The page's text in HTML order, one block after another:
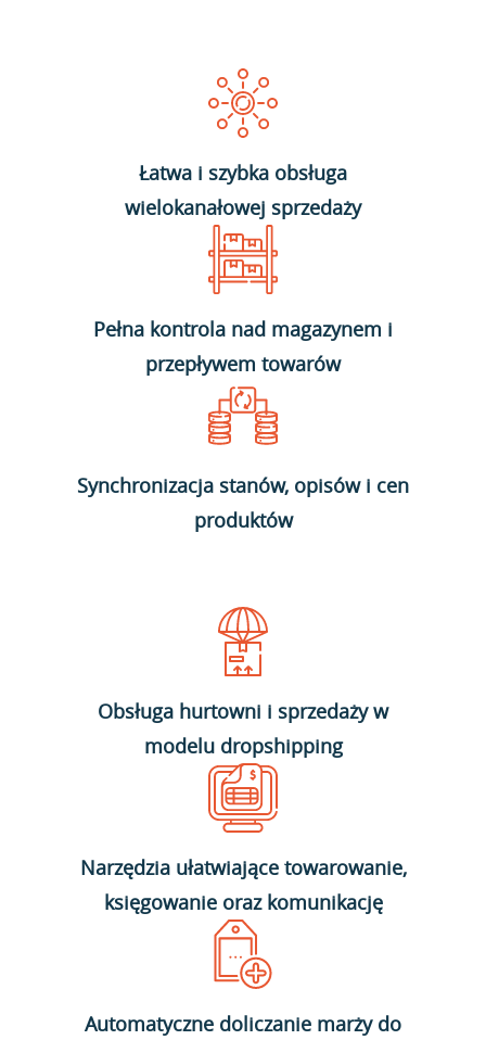
Łatwa i szybka obsługa
wielokanałowej sprzedaży
Pełna kontrola nad magazynem i
przepływem towarów
Synchronizacja stanów, opisów i cen
produktów
Obsługa hurtowni i sprzedaży w
modelu dropshipping
Narzędzia ułatwiające towarowanie,
księgowanie oraz komunikację
Automatyczne doliczanie marży do